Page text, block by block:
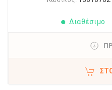
Διαθέσιμο